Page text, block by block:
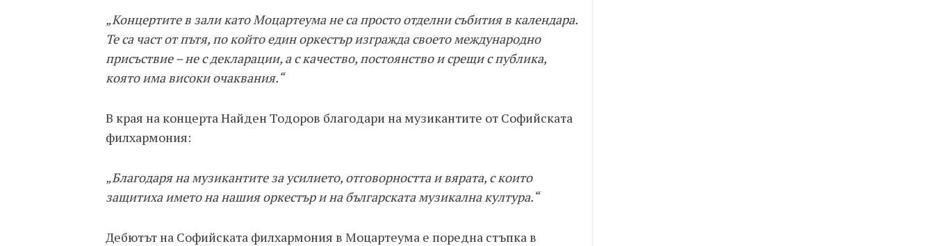
„Концертите в зали като Моцартеума не са просто отделни събития в календара.
Те са част от пътя, по който един оркестър изгражда своето международно
присъствие – не с декларации, а с качество, постоянство и срещи с публика,
която има високи очаквания.“
В края на концерта Найден Тодоров благодари на музикантите от Софийската
филхармония:
„Благодаря на музикантите за усилието, отговорността и вярата, с които
защитиха името на нашия оркестър и на българската музикална култура.“
Дебютът на Софийската филхармония в Моцартеума е поредна стъпка в